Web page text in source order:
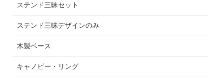
ステンド三昧セット
ステンド三昧デザインのみ
木製ベース
キャノピー・リング